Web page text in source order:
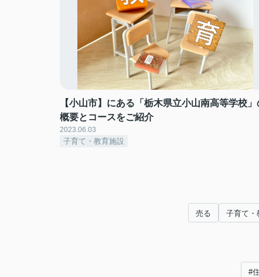
【小山市】にある「栃木県立小山南高等学校」
概要とコースをご紹介
2023.06.03
子育て・教育施設
売る 子育て・
#